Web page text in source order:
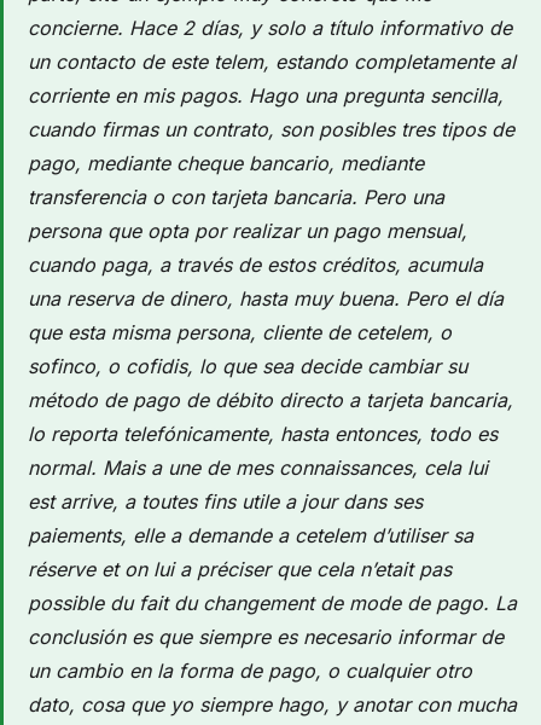
concierne. Hace 2 días, y solo a título informativo de
un contacto de este telem, estando completamente al
corriente en mis pagos. Hago una pregunta sencilla,
cuando firmas un contrato, son posibles tres tipos de
pago, mediante cheque bancario, mediante
transferencia o con tarjeta bancaria. Pero una
persona que opta por realizar un pago mensual,
cuando paga, a través de estos créditos, acumula
una reserva de dinero, hasta muy buena. Pero el día
que esta misma persona, cliente de cetelem, o
sofinco, o cofidis, lo que sea decide cambiar su
método de pago de débito directo a tarjeta bancaria,
lo reporta telefónicamente, hasta entonces, todo es
normal. Mais a une de mes connaissances, cela lui
est arrive, a toutes fins utile a jour dans ses
paiements, elle a demande a cetelem d’utiliser sa
réserve et on lui a préciser que cela n’etait pas
possible du fait du changement de mode de pago. La
conclusión es que siempre es necesario informar de
un cambio en la forma de pago, o cualquier otro
dato, cosa que yo siempre hago, y anotar con mucha